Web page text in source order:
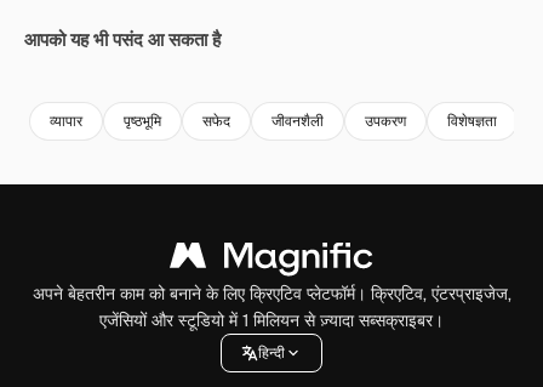
आपको यह भी पसंद आ सकता है
व्यापार पृष्ठभूमि सफेद जीवनशैली उपकरण विशेषज्ञता
अपने बेहतरीन काम को बनाने के लिए क्रिएटिव प्लेटफॉर्म। क्रिएटिव, एंटरप्राइजेज,
एजेंसियों और स्टूडियो में 1 मिलियन से ज़्यादा सब्सक्राइबर।
हिन्दी